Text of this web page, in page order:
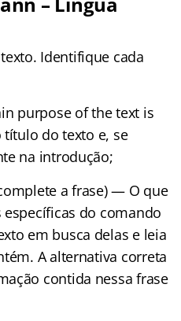
Identifique cada
purpose of the text is
título do texto e, se
na introdução;
a frase) — O que
específicas do comando
em busca delas e leia
A alternativa correta
contida nessa frase